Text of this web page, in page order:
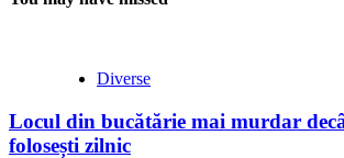
Diverse
Locul din bucătărie mai murdar
folosești zilnic